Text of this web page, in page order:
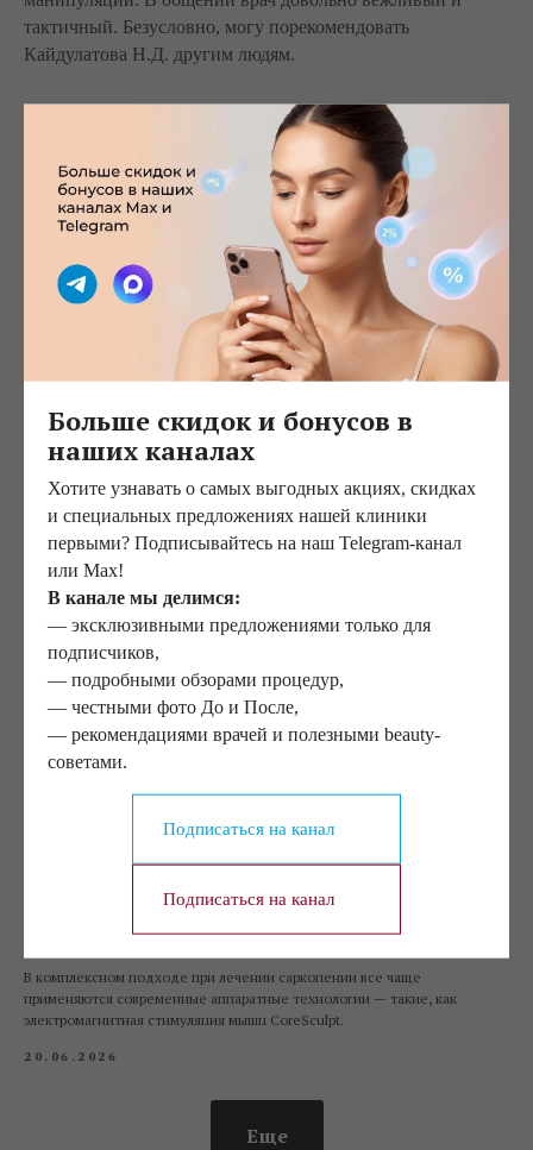
Больше скидок и бонусов в
наших каналах
Хотите узнавать о самых выгодных акциях, скидках
и специальных предложениях нашей клиники
первыми? Подписывайтесь на наш Telegram-канал
или Max!
В канале мы делимся:
— эксклюзивными предложениями только для
подписчиков,
— подробными обзорами процедур,
— честными фото До и После,
— рекомендациями врачей и полезными beauty-
советами.
Подписаться на канал
Подписаться на канал
тактичный. Безусловно, могу порекомендовать
Кайдулатова Н.Д. другим людям.
Другие статьи
Почему хорошие хирурги иногда предлагают не операцию
В этой статье разбираемся, почему пластический хирург может
предлагать альтернативы операции.
Как меняется лицо через 5–10 лет после пластической операции
В этой статье разбираемся, как лицо меняется со временем после
операции и от чего это зависит.
Что пластическая хирургия действительно может изменить — а
Саркопения. Как электромагнитная стимуляция помогает
В комплексном подходе при лечении саркопении все чаще
применяются современные аппаратные технологии — такие, как
электромагнитная стимуляция мышц CoreSculpt.
20.06.2026
Еще